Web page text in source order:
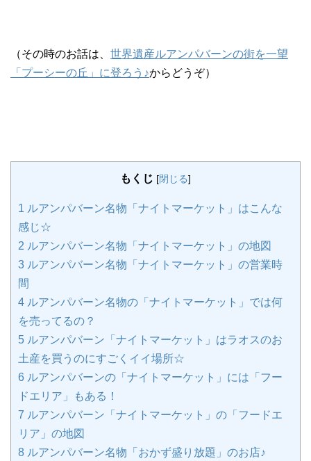
（その時のお話は、 世界遺産ルアンパバーンの街を一望
「プーシーの丘」に登ろう♪からどうぞ）
もくじ [閉じる]
1 ルアンパバーン名物「ナイトマーケット」はこんな
感じ☆
2 ルアンパバーン名物「ナイトマーケット」の地図
3 ルアンパバーン名物「ナイトマーケット」の営業時
間
4 ルアンパバーン名物の「ナイトマーケット」では何
を売ってるの？
5 ルアンパバーン「ナイトマーケット」はラオスのお
土産を買うのにすごくイイ場所☆
6 ルアンパバーンの「ナイトマーケット」には「フー
ドエリア」もある！
7 ルアンパバーン「ナイトマーケット」の「フードエ
リア」の地図
8 ルアンパバーン名物「おかず盛り放題」のお店♪